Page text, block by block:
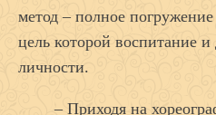
метод – полное
цель которой воспитание и
личности.
– Приходя на